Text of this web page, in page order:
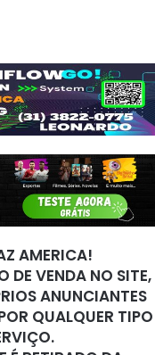
AMERICA!
DE VENDA NO SITE,
ANUNCIANTES
QUALQUER TIPO